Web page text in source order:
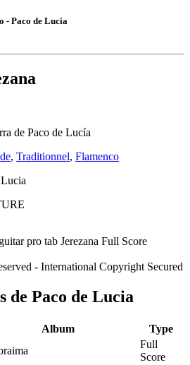
- Paco de Lucia
de Paco de Lucía
, Traditionnel, Flamenco
- International Copyright Secured
de Paco de Lucia
Album
Type
Full
Score